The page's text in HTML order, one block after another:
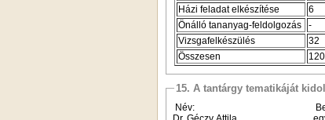
Házi feladat elkészítése
6
Önálló tananyag-feldolgozás
-
Vizsgafelkészülés
32
Összesen
120
15. A tantárgy tematikáját
Név: